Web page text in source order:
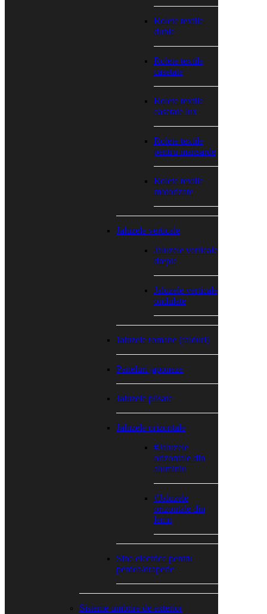
Rolete textile
duble
Rolete textile
casetate
Rolete textile
casetate lux
Rolete textile
pentru mansarde
Rolete textile
motorizate
Jaluzele verticale
Jaluzele verticale
drepte
Jaluzele verticale
ondulate
Jaluzele romane (falduri)
Paneluri japoneze
Jaluzele plisate
Jaluzele orizontale
#Jaluzele
orizontale din
aluminiu
#Jaluzele
orizontale din
lemn
Sine electrice pentru
perdea/draperie
Sisteme umbrire de exterior